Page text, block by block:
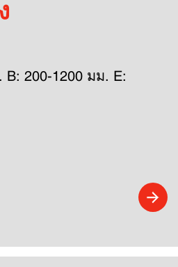
B: 200-1200 มม. E: